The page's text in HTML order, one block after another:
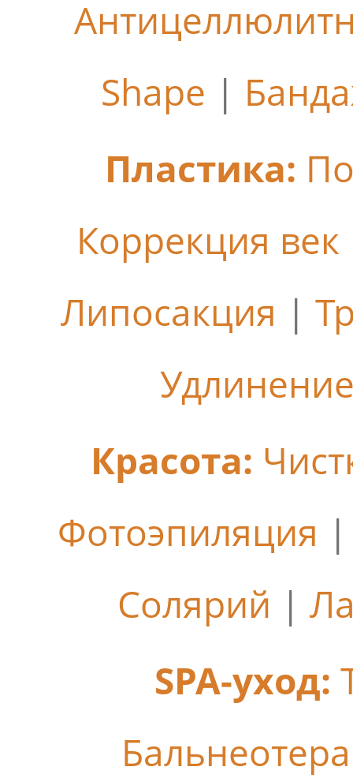
Shape |
Пластика:
Коррекция век
Липосакция |
Красота:
Фотоэпиляция
Солярий |
SPA-уход: